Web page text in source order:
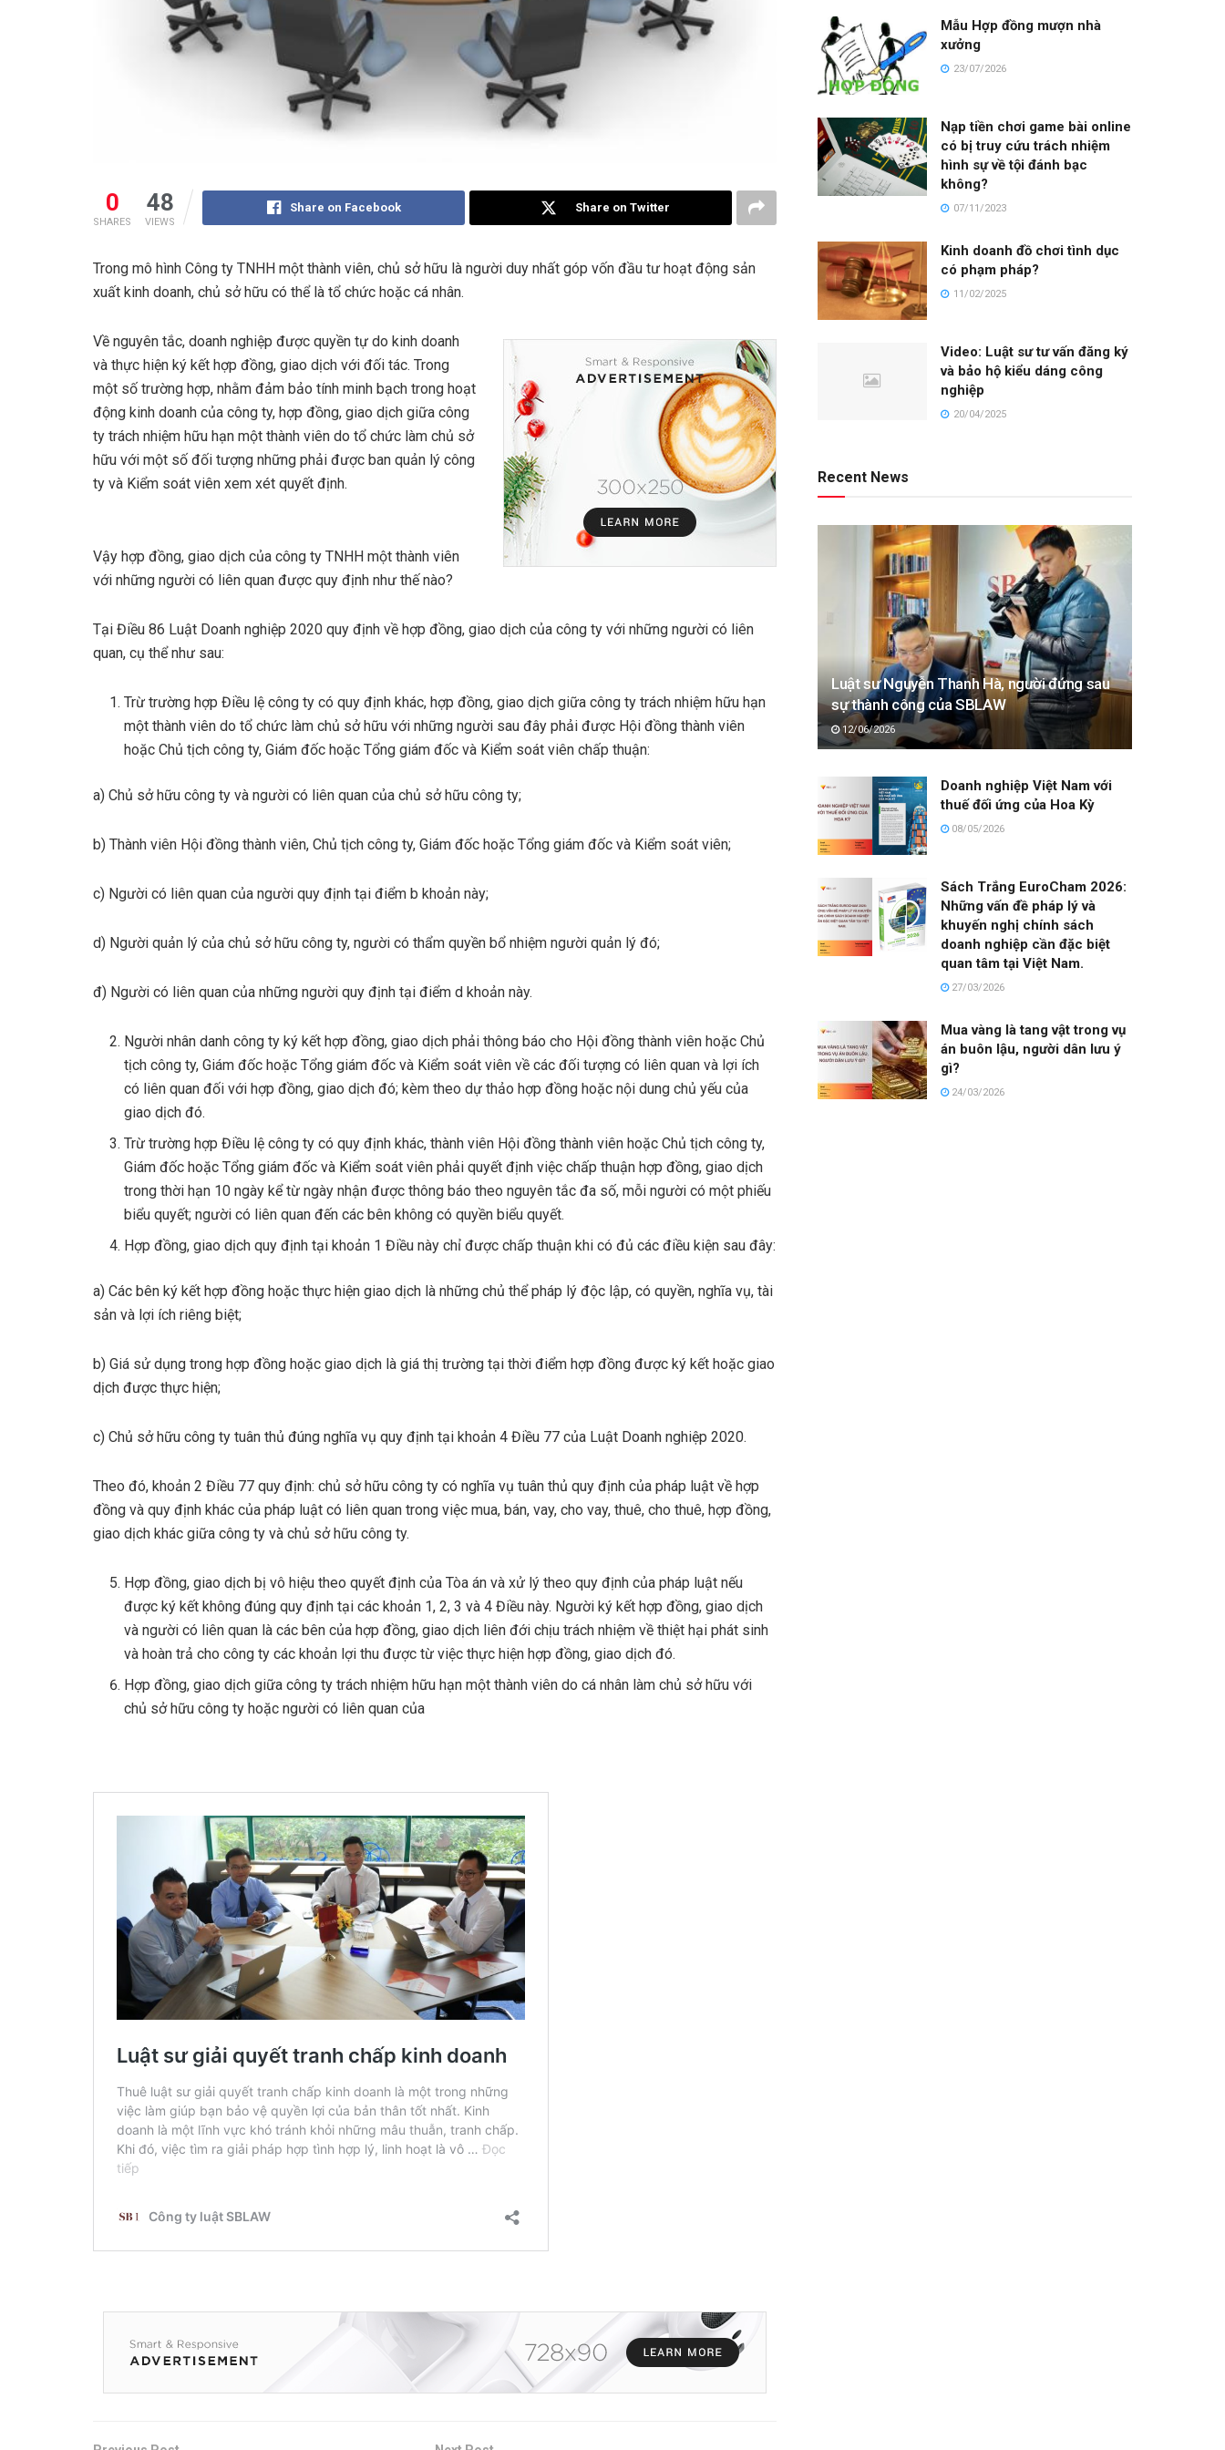
0
SHARES
48
VIEWS
Share on Facebook Share on Twitter
Trong mô hình Công ty TNHH một thành viên, chủ sở hữu là người duy nhất góp vốn đầu tư hoạt động sản
xuất kinh doanh, chủ sở hữu có thể là tổ chức hoặc cá nhân.
Về nguyên tắc, doanh nghiệp được quyền tự do kinh doanh
và thực hiện ký kết hợp đồng, giao dịch với đối tác. Trong
một số trường hợp, nhằm đảm bảo tính minh bạch trong hoạt
động kinh doanh của công ty, hợp đồng, giao dịch giữa công
ty trách nhiệm hữu hạn một thành viên do tổ chức làm chủ sở
hữu với một số đối tượng những phải được ban quản lý công
ty và Kiểm soát viên xem xét quyết định.
Vậy hợp đồng, giao dịch của công ty TNHH một thành viên
với những người có liên quan được quy định như thế nào?
Tại Điều 86 Luật Doanh nghiệp 2020 quy định về hợp đồng, giao dịch của công ty với những người có liên
quan, cụ thể như sau:
Trừ trường hợp Điều lệ công ty có quy định khác, hợp đồng, giao dịch giữa công ty trách nhiệm hữu hạn
một thành viên do tổ chức làm chủ sở hữu với những người sau đây phải được Hội đồng thành viên
hoặc Chủ tịch công ty, Giám đốc hoặc Tổng giám đốc và Kiểm soát viên chấp thuận:
a) Chủ sở hữu công ty và người có liên quan của chủ sở hữu công ty;
b) Thành viên Hội đồng thành viên, Chủ tịch công ty, Giám đốc hoặc Tổng giám đốc và Kiểm soát viên;
c) Người có liên quan của người quy định tại điểm b khoản này;
d) Người quản lý của chủ sở hữu công ty, người có thẩm quyền bổ nhiệm người quản lý đó;
đ) Người có liên quan của những người quy định tại điểm d khoản này.
Người nhân danh công ty ký kết hợp đồng, giao dịch phải thông báo cho Hội đồng thành viên hoặc Chủ
tịch công ty, Giám đốc hoặc Tổng giám đốc và Kiểm soát viên về các đối tượng có liên quan và lợi ích
có liên quan đối với hợp đồng, giao dịch đó; kèm theo dự thảo hợp đồng hoặc nội dung chủ yếu của
giao dịch đó.
Trừ trường hợp Điều lệ công ty có quy định khác, thành viên Hội đồng thành viên hoặc Chủ tịch công ty,
Giám đốc hoặc Tổng giám đốc và Kiểm soát viên phải quyết định việc chấp thuận hợp đồng, giao dịch
trong thời hạn 10 ngày kể từ ngày nhận được thông báo theo nguyên tắc đa số, mỗi người có một phiếu
biểu quyết; người có liên quan đến các bên không có quyền biểu quyết.
Hợp đồng, giao dịch quy định tại khoản 1 Điều này chỉ được chấp thuận khi có đủ các điều kiện sau đây:
a) Các bên ký kết hợp đồng hoặc thực hiện giao dịch là những chủ thể pháp lý độc lập, có quyền, nghĩa vụ, tài
sản và lợi ích riêng biệt;
b) Giá sử dụng trong hợp đồng hoặc giao dịch là giá thị trường tại thời điểm hợp đồng được ký kết hoặc giao
dịch được thực hiện;
c) Chủ sở hữu công ty tuân thủ đúng nghĩa vụ quy định tại khoản 4 Điều 77 của Luật Doanh nghiệp 2020.
Theo đó, khoản 2 Điều 77 quy định: chủ sở hữu công ty có nghĩa vụ tuân thủ quy định của pháp luật về hợp
đồng và quy định khác của pháp luật có liên quan trong việc mua, bán, vay, cho vay, thuê, cho thuê, hợp đồng,
giao dịch khác giữa công ty và chủ sở hữu công ty.
Hợp đồng, giao dịch bị vô hiệu theo quyết định của Tòa án và xử lý theo quy định của pháp luật nếu
được ký kết không đúng quy định tại các khoản 1, 2, 3 và 4 Điều này. Người ký kết hợp đồng, giao dịch
và người có liên quan là các bên của hợp đồng, giao dịch liên đới chịu trách nhiệm về thiệt hại phát sinh
và hoàn trả cho công ty các khoản lợi thu được từ việc thực hiện hợp đồng, giao dịch đó.
Hợp đồng, giao dịch giữa công ty trách nhiệm hữu hạn một thành viên do cá nhân làm chủ sở hữu với
chủ sở hữu công ty hoặc người có liên quan của
Mẫu Hợp đồng mượn nhà
xưởng
23/07/2026
Nạp tiền chơi game bài online
có bị truy cứu trách nhiệm
hình sự về tội đánh bạc
không?
07/11/2023
Kinh doanh đồ chơi tình dục
có phạm pháp?
11/02/2025
Video: Luật sư tư vấn đăng ký
và bảo hộ kiểu dáng công
nghiệp
20/04/2025
Recent News
Luật sư Nguyễn Thanh Hà, người đứng sau
sự thành công của SBLAW
12/06/2026
Doanh nghiệp Việt Nam với
thuế đối ứng của Hoa Kỳ
08/05/2026
Sách Trắng EuroCham 2026:
Những vấn đề pháp lý và
khuyến nghị chính sách
doanh nghiệp cần đặc biệt
quan tâm tại Việt Nam.
27/03/2026
Mua vàng là tang vật trong vụ
án buôn lậu, người dân lưu ý
gì?
24/03/2026